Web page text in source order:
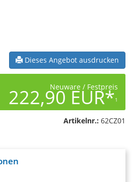
Dieses Angebot ausdrucken
Neuware / Festpreis
222,90 EUR*1
Artikelnr.: 62CZ01